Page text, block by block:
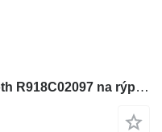
Zubové čerpadlo Bosch Rexroth R918C02097 na rýpadla